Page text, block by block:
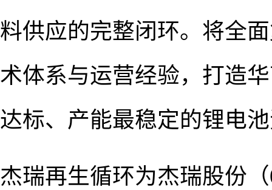
料供应的完整闭环。将全
术体系与运营经验，打造
达标、产能最稳定的锂电
杰瑞再生循环为杰瑞股份